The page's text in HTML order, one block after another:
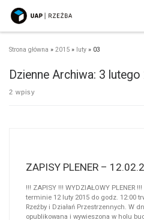
Przejdź do treści
Strona główna » 2015 » luty » 03
Dzienne Archiwa: 3 lutego
2 wpisy
ZAPISY PLENER –
!!! ZAPISY !!! WYDZIAŁOWY PLENER
terminie 12 luty 2015 do godz. 12:00
Rzeźby i Działań Przestrzennych. W
opublikowana i wywieszona w holu